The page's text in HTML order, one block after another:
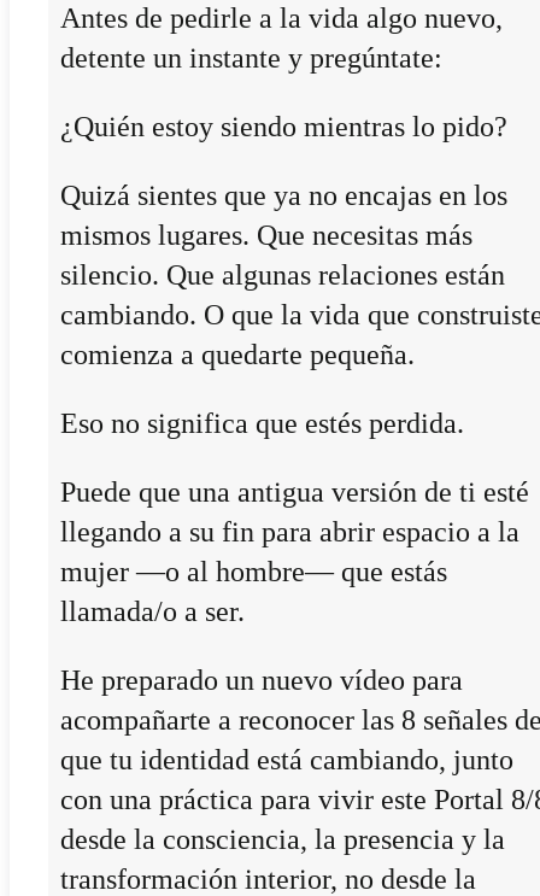
Antes de pedirle a la vida algo nuevo,
detente un instante y pregúntate:
¿Quién estoy siendo mientras lo pido?
Quizá sientes que ya no encajas en los
mismos lugares. Que necesitas más
silencio. Que algunas relaciones están
cambiando. O que la vida que
comienza a quedarte pequeña.
Eso no significa que estés perdida.
Puede que una antigua versión de ti esté
llegando a su fin para abrir espacio a la
mujer —o al hombre— que estás
llamada/o a ser.
He preparado un nuevo vídeo para
acompañarte a reconocer las 8 señales
que tu identidad está cambiando, junto
con una práctica para vivir este Portal 8/
desde la consciencia, la presencia y la
transformación interior, no desde la